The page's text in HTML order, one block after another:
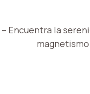
– Encuentra la